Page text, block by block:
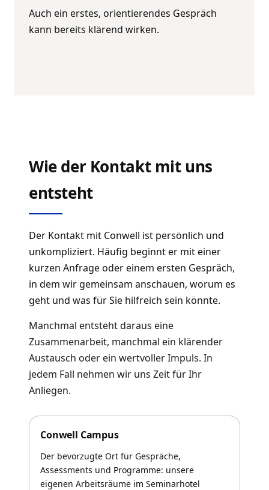
Auch ein erstes, orientierendes Gespräch
kann bereits klärend wirken.
Wie der Kontakt mit uns
entsteht
Der Kontakt mit Conwell ist persönlich und
unkompliziert. Häufig beginnt er mit einer
kurzen Anfrage oder einem ersten Gespräch,
in dem wir gemeinsam anschauen, worum es
geht und was für Sie hilfreich sein könnte.
Manchmal entsteht daraus eine
Zusammenarbeit, manchmal ein klärender
Austausch oder ein wertvoller Impuls. In
jedem Fall nehmen wir uns Zeit für Ihr
Anliegen.
Conwell Campus
Der bevorzugte Ort für Gespräche,
Assessments und Programme: unsere
eigenen Arbeitsräume im Seminarhotel